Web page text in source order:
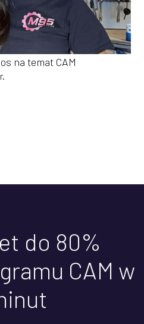
na temat CAM
do 80%
CAM w